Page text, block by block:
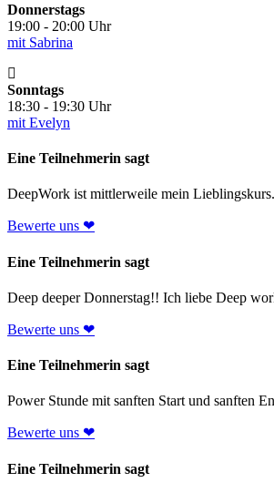
Donnerstags
19:00 - 20:00 Uhr
mit Sabrina
Sonntags
18:30 - 19:30 Uhr
mit Evelyn
Eine Teilnehmerin sagt
DeepWork ist mittlerweile mein
Bewerte uns ❤
Eine Teilnehmerin sagt
Deep deeper Donnerstag!! Ich liebe Deep
Bewerte uns ❤
Eine Teilnehmerin sagt
Power Stunde mit sanften Start und sanften
Bewerte uns ❤
Eine Teilnehmerin sagt